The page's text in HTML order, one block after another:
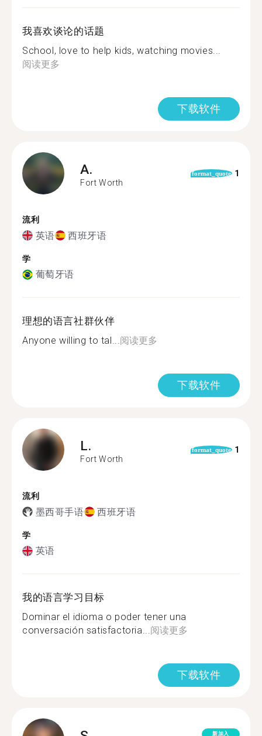
我喜欢谈论的话题
School, love to help kids, watching movies...
阅读更多
下载软件
A.
Fort Worth
format_quote 1
流利
英语 西班牙语
学
葡萄牙语
理想的语言社群伙伴
Anyone willing to tal...阅读更多
下载软件
L.
Fort Worth
format_quote 1
流利
墨西哥手语 西班牙语
学
英语
我的语言学习目标
Dominar el idioma o poder tener una
conversación satisfactoria...阅读更多
下载软件
新加入